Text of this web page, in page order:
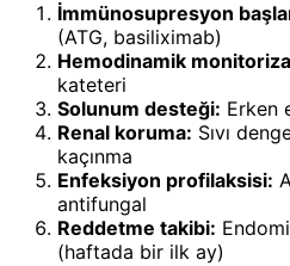
İmmünosupresyon
(ATG, basiliximab)
Hemodinamik
kateteri
Solunum desteği: Erken
Renal koruma: Sıvı
kaçınma
Enfeksiyon profilaksisi:
antifungal
Reddetme takibi:
(haftada bir ilk ay)